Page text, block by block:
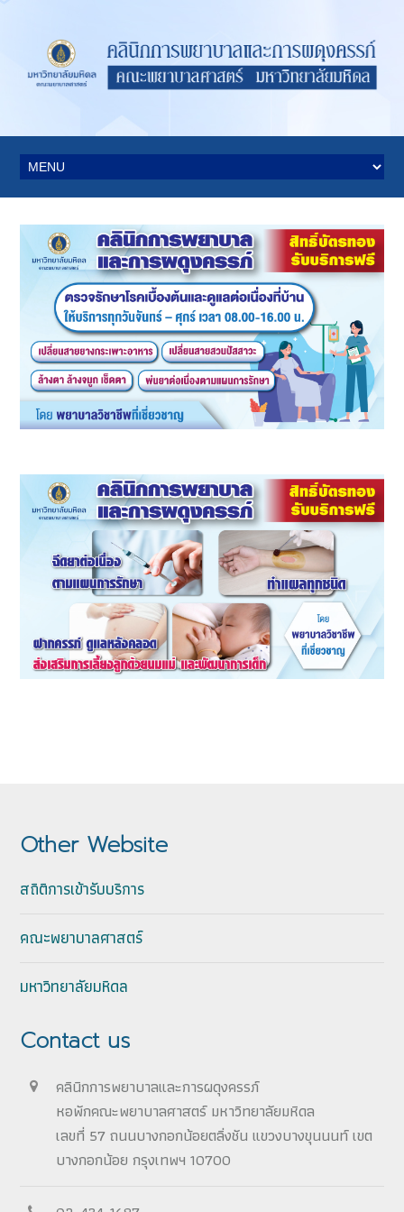
Other Website
สถิติการเข้ารับบริการ
คณะพยาบาลศาสตร์
มหาวิทยาลัยมหิดล
Contact us
คลินิกการพยาบาลและการผดุงครรภ์
หอพักคณะพยาบาลศาสตร์ มหาวิทยาลัยมหิดล
เลขที่ 57 ถนนบางกอกน้อยตลิ่งชัน แขวงบางขุนนนท์ เขต
บางกอกน้อย กรุงเทพฯ 10700